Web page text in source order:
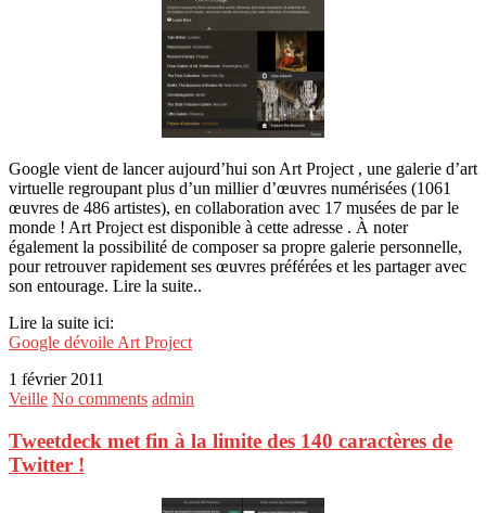
Google vient de lancer aujourd’hui son Art Project , une galerie d’art
virtuelle regroupant plus d’un millier d’œuvres numérisées (1061
œuvres de 486 artistes), en collaboration avec 17 musées de par le
monde ! Art Project est disponible à cette adresse . À noter
également la possibilité de composer sa propre galerie personnelle,
pour retrouver rapidement ses œuvres préférées et les partager avec
son entourage. Lire la suite..
Lire la suite ici:
Google dévoile Art Project
1 février 2011
Veille No comments admin
Tweetdeck met fin à la limite des 140 caractères de
Twitter !